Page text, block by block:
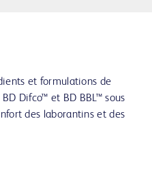
et formulations de
Difco™ et BD BBL™ sous
des laborantins et des